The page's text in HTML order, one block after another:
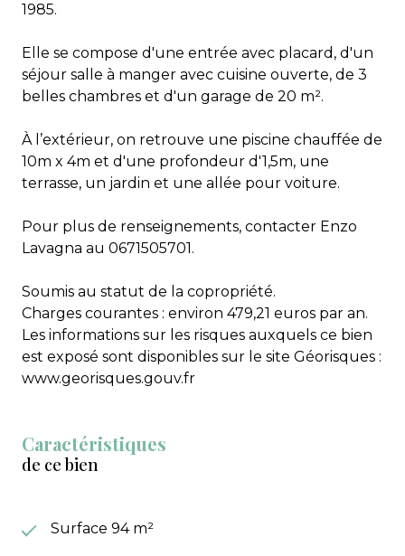
1985.
Elle se compose d'une entrée avec placard, d'un
séjour salle à manger avec cuisine ouverte, de 3
belles chambres et d'un garage de 20 m².
À l’extérieur, on retrouve une piscine chauffée de
10m x 4m et d'une profondeur d'1,5m, une
terrasse, un jardin et une allée pour voiture.
Pour plus de renseignements, contacter Enzo
Lavagna au 0671505701.
Soumis au statut de la copropriété.
Charges courantes : environ 479,21 euros par an.
Les informations sur les risques auxquels ce bien
est exposé sont disponibles sur le site Géorisques :
www.georisques.gouv.fr
Caractéristiques
de ce bien
Surface 94 m²